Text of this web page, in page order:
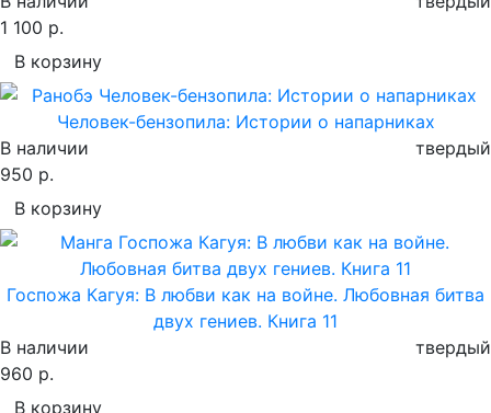
1 100 р.
В корзину
Человек-бензопила: Истории о напарниках
В наличии
твердый
950 р.
В корзину
Госпожа Кагуя: В любви как на войне. Любовная битва
двух гениев. Книга 11
В наличии
твердый
960 р.
В корзину